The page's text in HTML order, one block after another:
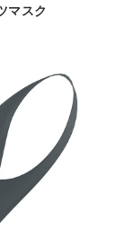
マスク